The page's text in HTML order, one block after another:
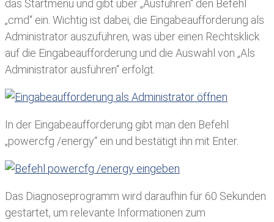
das Startmenü und gibt über „Ausführen“ den Befehl
„cmd“ ein. Wichtig ist dabei, die Eingabeaufforderung als
Administrator auszuführen, was über einen Rechtsklick
auf die Eingabeaufforderung und die Auswahl von „Als
Administrator ausführen“ erfolgt.
In der Eingabeaufforderung gibt man den Befehl
„powercfg /energy“ ein und bestätigt ihn mit Enter.
Das Diagnoseprogramm wird daraufhin für 60 Sekunden
gestartet, um relevante Informationen zum